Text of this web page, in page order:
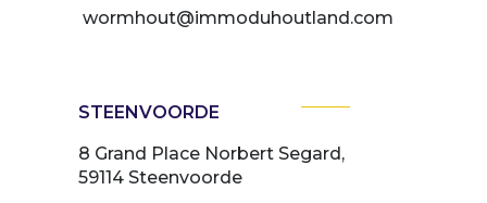
wormhout@immoduhoutland.com
STEENVOORDE
8 Grand Place Norbert Segard,
59114 Steenvoorde